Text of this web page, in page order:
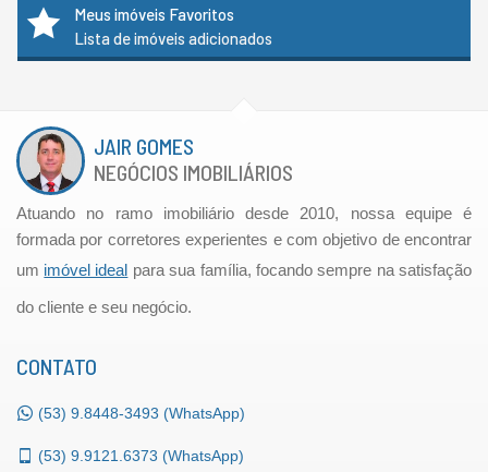
Meus imóveis Favoritos
Lista de imóveis adicionados
JAIR GOMES
NEGÓCIOS IMOBILIÁRIOS
Atuando no ramo imobiliário desde 2010, nossa equipe é
formada por corretores experientes e com objetivo de encontrar
um imóvel ideal para sua família, focando sempre na satisfação
do cliente e seu negócio.
CONTATO
(53) 9.8448-3493 (WhatsApp)
(53) 9.9121.6373 (WhatsApp)